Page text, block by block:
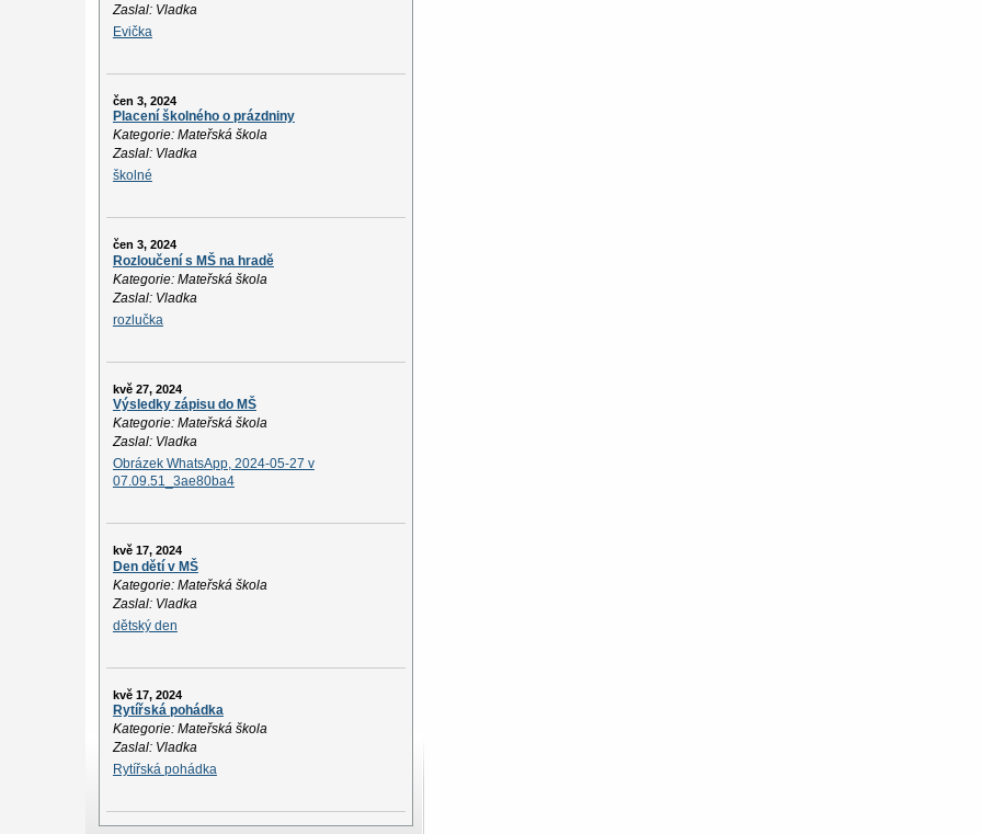
Zaslal: Vladka
Evička
čen 3, 2024
Placení školného o prázdniny
Kategorie: Mateřská škola
Zaslal: Vladka
školné
čen 3, 2024
Rozloučení s MŠ na hradě
Kategorie: Mateřská škola
Zaslal: Vladka
rozlučka
kvě 27, 2024
Výsledky zápisu do MŠ
Kategorie: Mateřská škola
Zaslal: Vladka
Obrázek WhatsApp, 2024-05-27 v
07.09.51_3ae80ba4
kvě 17, 2024
Den dětí v MŠ
Kategorie: Mateřská škola
Zaslal: Vladka
dětský den
kvě 17, 2024
Rytířská pohádka
Kategorie: Mateřská škola
Zaslal: Vladka
Rytířská pohádka